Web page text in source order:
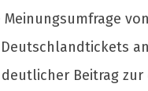
Beitrag zur